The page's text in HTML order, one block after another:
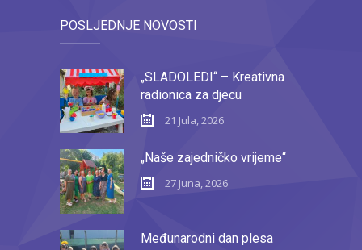
POSLJEDNJE NOVOSTI
„SLADOLEDI“ – Kreativna
radionica za djecu
21 Jula, 2026
„Naše zajedničko vrijeme“
27 Juna, 2026
Međunarodni dan plesa